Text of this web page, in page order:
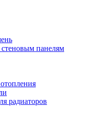
панелям
радиаторов